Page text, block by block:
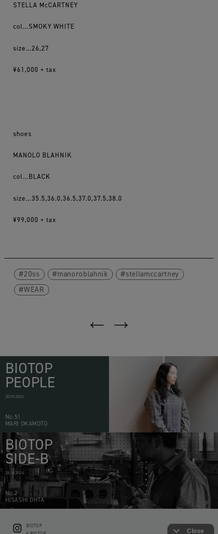
STELLA McCARTNEY
col…SMOKY WHITE
size…26,27
¥61,000 + tax
shoes
MANOLO BLAHNIK
col…BLACK
size…35.5,36.0,36.5,37.0,37.5,38.0
¥99,000 + tax
20ss manoroblahnik
stellamccartney
WEAR
BIOTOP
PEOPLE
20.05.2026
No.51
MARI OKAMOTO
BIOTOP
SIDE-B
28.10.2024
No.2
HISASHI OHTA
BIOTOP
CONTACT